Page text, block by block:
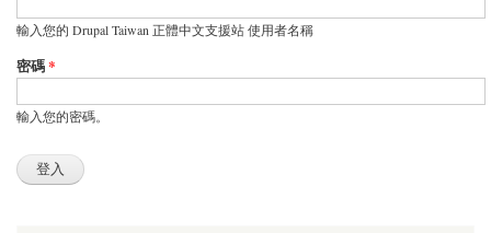
輸入您的 Drupal Taiwan 正體中文支援站 使用者名稱
密碼*
輸入您的密碼。